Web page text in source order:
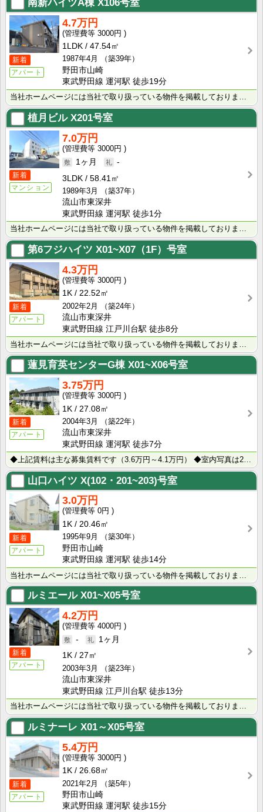
南新ハイツA棟X106号室
新着
アパート
4.7万円
3000円
1LDK
47.54㎡
1987年4月
（築39年）
野田市山崎
東武野田線 運河駅 徒歩19分
当社ホームページには当社で取り扱っている物件を掲載しております。 現在の募集状況に関しては、スタッフ･･･
植月ビルX201号室
新着
マンション
7.0万円
3000円
1ヶ月
-
3LDK
58.41㎡
1989年3月
（築37年）
流山市東深井
東武野田線 運河駅 徒歩1分
当社ホームページには当社で取り扱っている物件を掲載しております。 現在の募集状況に関しては、スタッフ･･･
第6フジハイツ X01~X07（1F）号室
新着
アパート
4.3万円
3000円
1K
22.52㎡
2002年2月
（築24年）
流山市東深井
東武野田線 江戸川台駅 徒歩8分
蓮見育英センターG棟X01~X06号室
新着
アパート
3.75万円
3000円
1K
27.08㎡
2004年3月
（築22年）
流山市東深井
東武野田線 運河駅 徒歩7分
山口ハイツ X(102・201~203)号室
新着
アパート
3.0万円
0円
1K
20.46㎡
1995年9月
（築30年）
野田市山崎
東武野田線 運河駅 徒歩14分
ルミエールX01~X05号室
新着
アパート
4.2万円
4000円
-
1ヶ月
1K
27㎡
2003年3月
（築23年）
流山市東深井
東武野田線 江戸川台駅 徒歩13分
当社ホームページには当社で取り扱っている物件を掲載しております。 現在の募集状況に関しては、スタッフ･･･
ルミナーレ X01～X05号室
新着
アパート
5.4万円
3000円
1K
26.68㎡
2021年2月
（築5年）
野田市山崎
東武野田線 運河駅 徒歩15分